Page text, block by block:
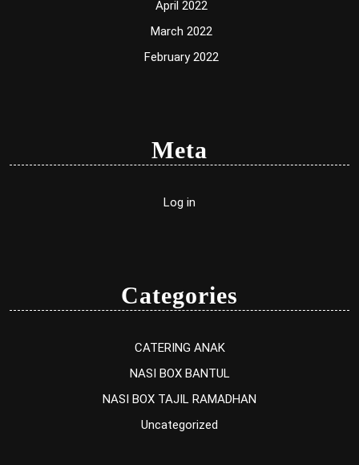
April 2022
March 2022
February 2022
Meta
Log in
Categories
CATERING ANAK
NASI BOX BANTUL
NASI BOX TAJIL RAMADHAN
Uncategorized